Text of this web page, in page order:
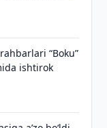
“Boku”
ishtirok